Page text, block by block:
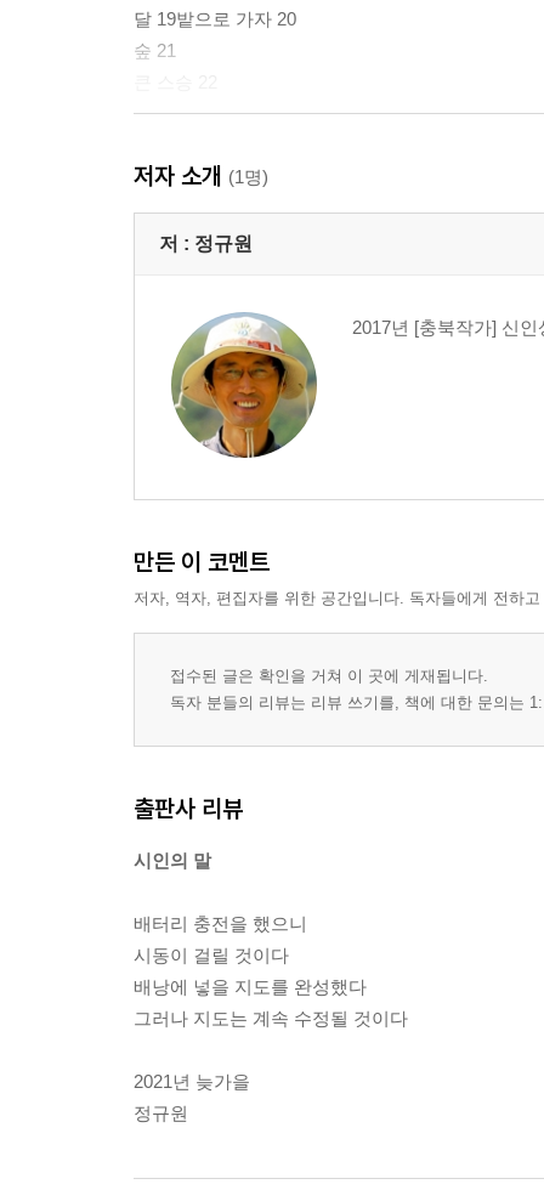
달 19밭으로 가자 20
숲 21
여름 25
기우제 26
나무 27
개구리 32
나무· 2 34
장마의 심장 36
영숙이의 의자 ?38
물든다 46
알 48
멧돼지 55
논두렁 만남 58
새파란 화살표 62
소리의 법칙 66
산벚나무 가을 69
옥새봉 이야기 72
하얀 비닐봉지 74
구절초꽃 78
슬픔발효항아리 79
저자 소개 (1명)
저 : 정규원
2017년 [충북작가] 신
만든 이 코멘트
저자, 역자, 편집자를 위한 공간입니다. 독자들에게 전하
접수된 글은 확인을 거쳐 이 곳에 게재됩니다.
독자 분들의 리뷰는 리뷰 쓰기를, 책에 대한 문의는
출판사 리뷰
시인의 말
배터리 충전을 했으니
시동이 걸릴 것이다
배낭에 넣을 지도를 완성했다
그러나 지도는 계속 수정될 것이다
2021년 늦가을
정규원